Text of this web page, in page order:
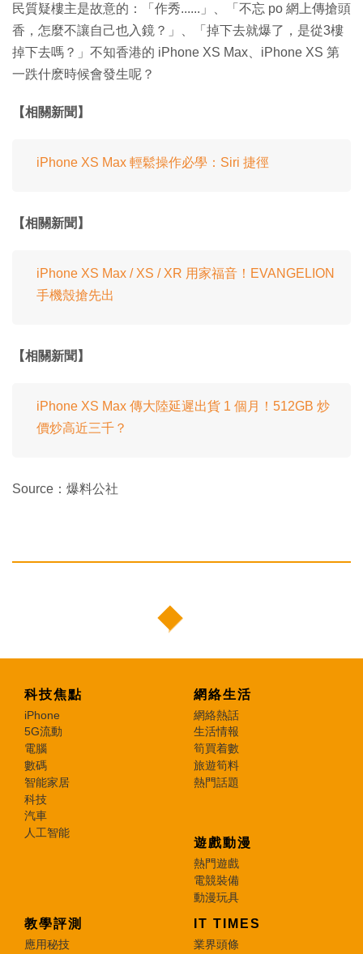
民質疑樓主是故意的：「作秀......」、「不忘 po 網上傳搶頭
香，怎麼不讓自己也入鏡？」、「掉下去就爆了，是從3樓
掉下去嗎？」不知香港的 iPhone XS Max、iPhone XS 第
一跌什麽時候會發生呢？
【相關新聞】
iPhone XS Max 輕鬆操作必學：Siri 捷徑
【相關新聞】
iPhone XS Max / XS / XR 用家福音！EVANGELION
手機殼搶先出
【相關新聞】
iPhone XS Max 傳大陸延遲出貨 1 個月！512GB 炒
價炒高近三千？
Source：爆料公社
科技焦點
iPhone
5G流動
電腦
數碼
智能家居
科技
汽車
人工智能
網絡生活
網絡熱話
生活情報
筍買着數
旅遊筍料
熱門話題
遊戲動漫
熱門遊戲
電競裝備
動漫玩具
教學評測
應用秘技
IT TIMES
業界頭條